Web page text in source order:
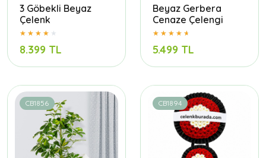
3 Göbekli Beyaz
Çelenk
8.399 TL
Beyaz Gerbera
Cenaze Çelengi
5.499 TL
CB1856 CB1894